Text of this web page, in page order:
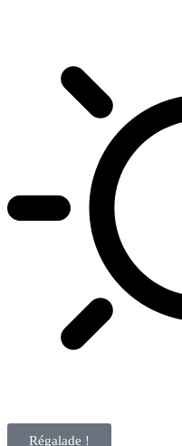
Régalade !